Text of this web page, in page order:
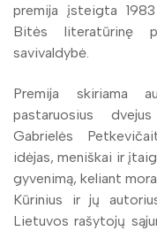
premija įsteigta
Bitės literatūrinę
savivaldybė.
Premija skiriama
pastaruosius
Gabrielės
idėjas, meniškai ir
gyvenimą, keliant
Kūrinius ir jų
Lietuvos rašytojų